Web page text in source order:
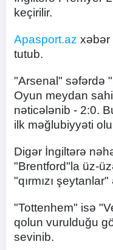
keçirilir.
Apasport.az xəbər
tutub.
"Arsenal" səfərdə
Oyun meydan
nəticələnib - 2:0.
ilk məğlubiyyəti
Digər İngiltərə
"Brentford"la üz-
"qırmızı
"Tottenhem" isə
qolun vurulduğu
sevinib.